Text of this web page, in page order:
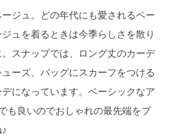
ジュ。どの年代にも愛されるベー
ュを着るときは今季らしさを散り
スナップでは、ロング丈のカーデ
ーズ、バッグにスカーフをつける
になっています。ベーシックなア
も良いのでおしゃれの最先端をプ